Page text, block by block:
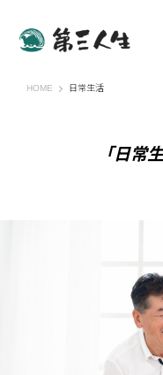
HOME 第三人生 〜寄り道の歩き
日常生活
「日常